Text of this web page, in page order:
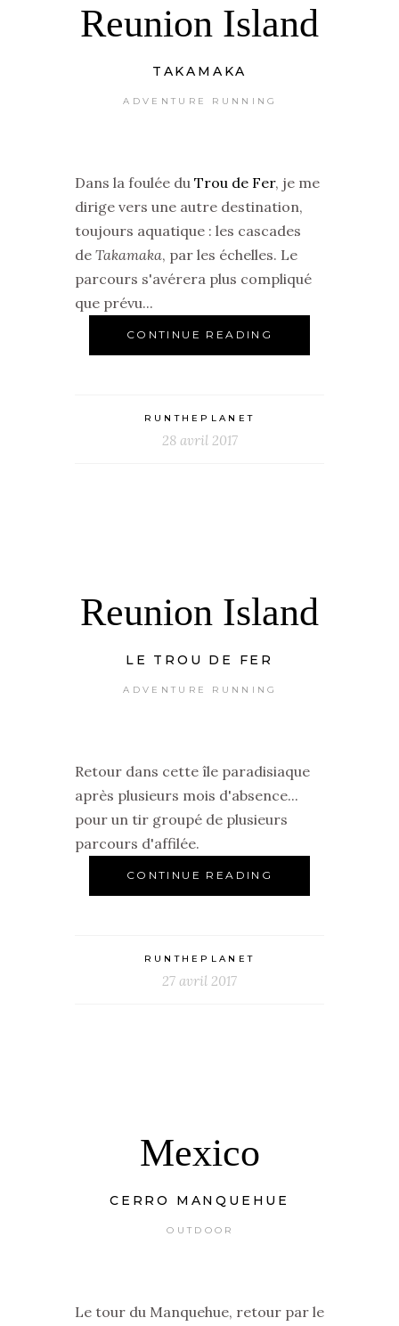
Reunion Island
TAKAMAKA
ADVENTURE RUNNING
Dans la foulée du Trou de Fer, je me
dirige vers une autre destination,
toujours aquatique : les cascades
de Takamaka, par les échelles. Le
parcours s'avérera plus compliqué
que prévu...
CONTINUE READING
RUNTHEPLANET
28 avril 2017
Reunion Island
LE TROU DE FER
ADVENTURE RUNNING
Retour dans cette île paradisiaque
après plusieurs mois d'absence...
pour un tir groupé de plusieurs
parcours d'affilée.
CONTINUE READING
RUNTHEPLANET
27 avril 2017
Mexico
CERRO MANQUEHUE
OUTDOOR
Le tour du Manquehue, retour par le